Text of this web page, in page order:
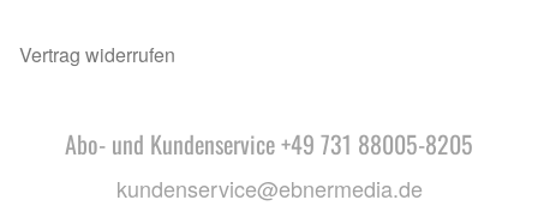
Vertrag widerrufen
Abo- und Kundenservice +49 731 88005-8205
kundenservice@ebnermedia.de